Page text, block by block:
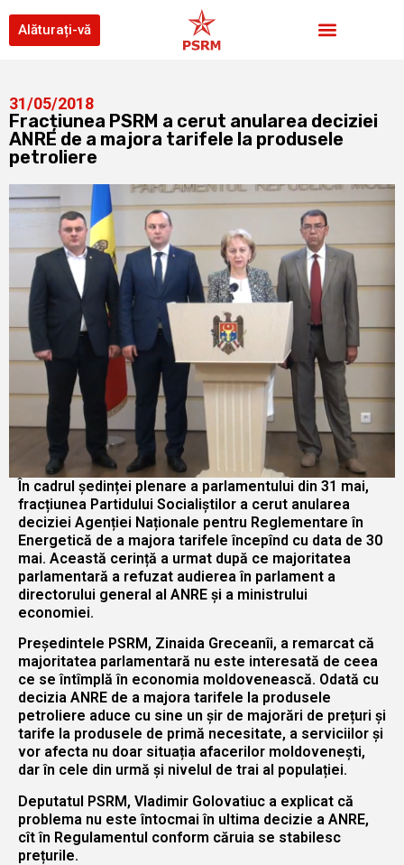
Alăturați-vă
31/05/2018
Fracțiunea PSRM a cerut anularea deciziei
ANRE de a majora tarifele la produsele
petroliere
În cadrul ședinței plenare a parlamentului din 31 mai,
fracțiunea Partidului Socialiștilor a cerut anularea
deciziei Agenției Naționale pentru Reglementare în
Energetică de a majora tarifele începînd cu data de 30
mai. Această cerință a urmat după ce majoritatea
parlamentară a refuzat audierea în parlament a
directorului general al ANRE și a ministrului
economiei.
Președintele PSRM, Zinaida Greceanîi, a remarcat că
majoritatea parlamentară nu este interesată de ceea
ce se întîmplă în economia moldovenească. Odată cu
decizia ANRE de a majora tarifele la produsele
petroliere aduce cu sine un șir de majorări de prețuri și
tarife la produsele de primă necesitate, a serviciilor și
vor afecta nu doar situația afacerilor moldovenești,
dar în cele din urmă și nivelul de trai al populației.
Deputatul PSRM, Vladimir Golovatiuc a explicat că
problema nu este întocmai în ultima decizie a ANRE,
cît în Regulamentul conform căruia se stabilesc
prețurile.